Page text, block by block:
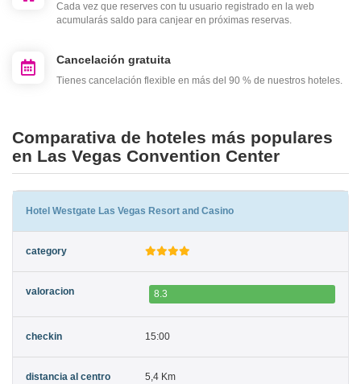
Cada vez que reserves con tu usuario registrado en la web
acumularás saldo para canjear en próximas reservas.
Cancelación gratuita
Tienes cancelación flexible en más del 90 % de nuestros hoteles.
Comparativa de hoteles más populares
en Las Vegas Convention Center
Hotel Westgate Las Vegas Resort and Casino
8.3
15:00
5,4 Km